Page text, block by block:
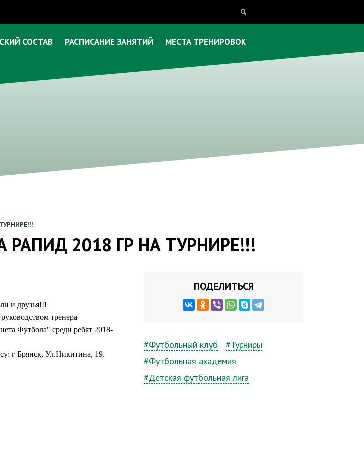
СОСТАВ РАСПИСАНИЕ ЗАНЯТИЙ
МЕСТА ТРЕНИРОВОК
2018 ГР НА ТУРНИРЕ!!!
ПОДЕЛИТЬСЯ
#Футбольный клуб
#Турниры
#Футбольная академия
#Детская футбольная лига
и друзья!!!
тренера
Футбола" среди ребят 2018-
г Брянск, Ул.Никитина, 19.